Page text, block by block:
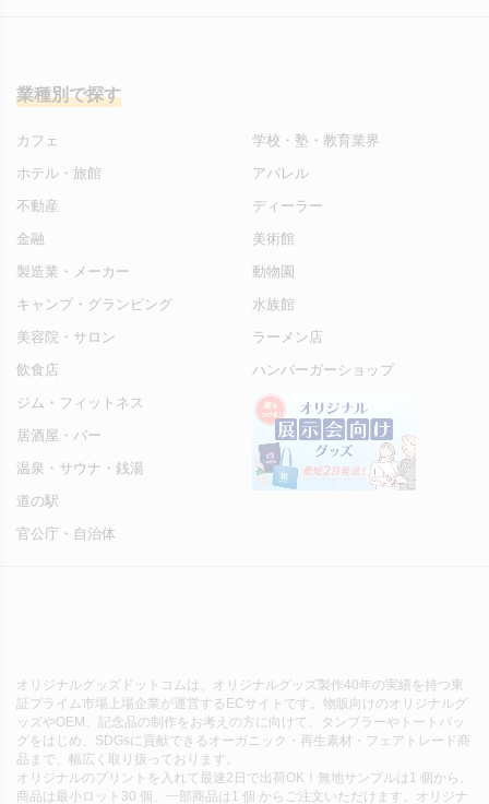
業種別で探す
カフェ
ホテル・旅館
不動産
金融
製造業・メーカー
キャンプ・グランピング
美容院・サロン
飲食店
ジム・フィットネス
居酒屋・バー
温泉・サウナ・銭湯
道の駅
官公庁・自治体
学校・塾・教育業界
アパレル
ディーラー
美術館
動物園
水族館
ラーメン店
ハンバーガーショップ
オリジナルグッズドットコムは、オリジナルグッズ製作40年の実績を持つ東
証プライム市場上場企業が運営するECサイトです。物販向けのオリジナルグ
ッズやOEM、記念品の制作をお考えの方に向けて、タンブラーやトートバッ
グをはじめ、SDGsに貢献できるオーガニック・再生素材・フェアトレード商
品まで、幅広く取り扱っております。
オリジナルのプリントを入れて最速2日で出荷OK！無地サンプルは1 個から、
商品は最小ロット30 個、一部商品は1 個 からご注文いただけます。オリジナ